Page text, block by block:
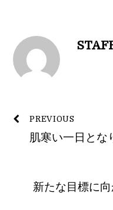
PREVIOUS
肌寒い一日とな
新たな目標に